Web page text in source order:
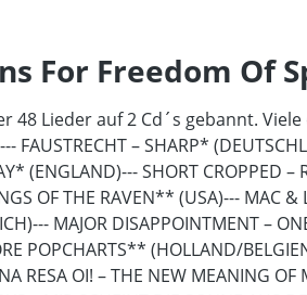
Freedom Of
Lieder auf 2 Cd´s gebannt.
– SHARP*
(ENGLAND)--- SHORT CROPPED
OF THE RAVEN** (USA)--- MAC &
MAJOR DISAPPOINTMENT –
POPCHARTS** (HOLLAND/
RESA OI! – THE NEW MEANING